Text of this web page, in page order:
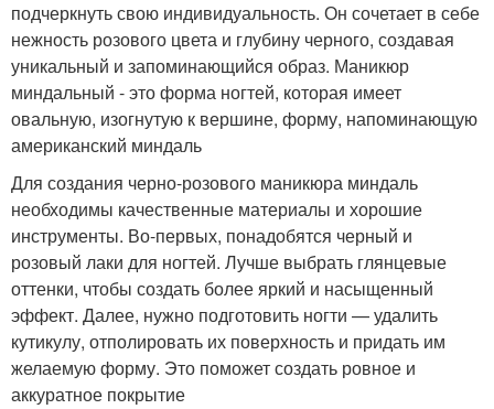
подчеркнуть свою индивидуальность. Он сочетает в себе
нежность розового цвета и глубину черного, создавая
уникальный и запоминающийся образ. Маникюр
миндальный - это форма ногтей, которая имеет
овальную, изогнутую к вершине, форму, напоминающую
американский миндаль
Для создания черно-розового маникюра миндаль
необходимы качественные материалы и хорошие
инструменты. Во-первых, понадобятся черный и
розовый лаки для ногтей. Лучше выбрать глянцевые
оттенки, чтобы создать более яркий и насыщенный
эффект. Далее, нужно подготовить ногти — удалить
кутикулу, отполировать их поверхность и придать им
желаемую форму. Это поможет создать ровное и
аккуратное покрытие